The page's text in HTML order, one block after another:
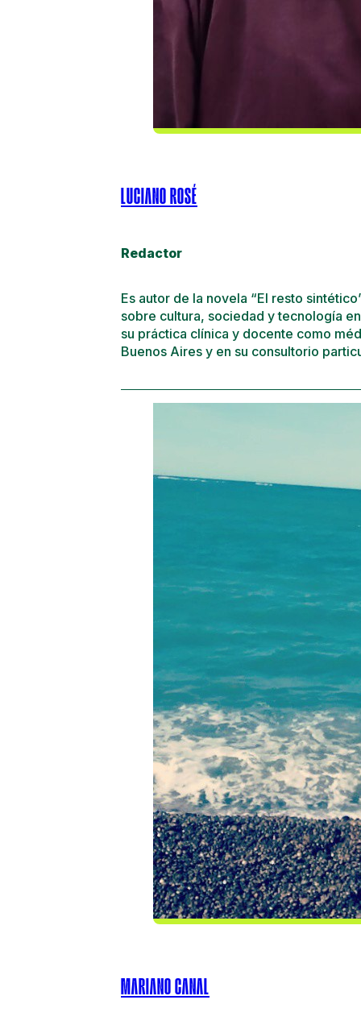
LUCIANO ROSÉ
Redactor
Es autor de la novela “El resto
sobre cultura, sociedad y tecnología
su práctica clínica y docente como
Buenos Aires y en su consultorio
MARIANO CANAL